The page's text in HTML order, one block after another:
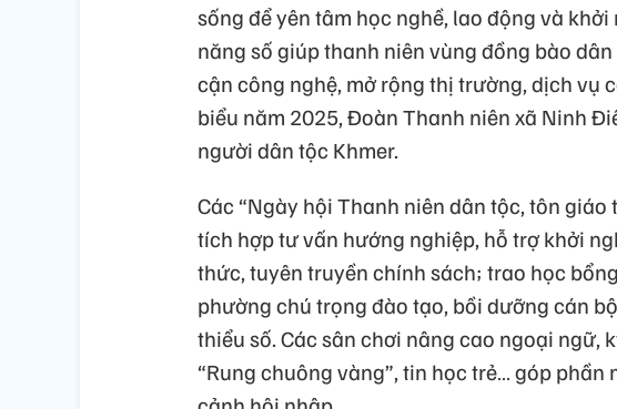
sống để yên tâm học nghề, lao động và
năng số giúp thanh niên vùng đồng bào
cận công nghệ, mở rộng thị trường, dịch vụ
biểu năm 2025, Đoàn Thanh niên xã Ninh
người dân tộc Khmer.
Các “Ngày hội Thanh niên dân tộc, tôn
tích hợp tư vấn hướng nghiệp, hỗ trợ khởi
thức, tuyên truyền chính sách; trao học
phường chú trọng đào tạo, bồi dưỡng cán
thiểu số. Các sân chơi nâng cao ngoại ngữ,
“Rung chuông vàng”, tin học trẻ… góp